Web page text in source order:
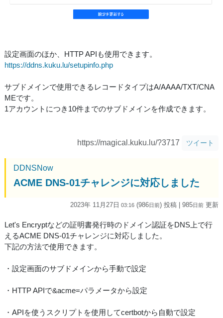
設定画面のほか、HTTP APIも使用できます。
https://ddns.kuku.lu/setupinfo.php
サブドメインで使用できるレコードタイプはA/AAAA/TXT/CNA
MEです。
1アカウントにつき10件までのサブドメインを作成できます。
https://magical.kuku.lu/?3717 ツイート
DDNSNow
ACME DNS-01チャレンジに対応しました
2023年 11月27日 03:16 (986日前) 投稿 | 985日前 更新
Let's Encryptなどの証明書発行時のドメイン認証をDNS上で行
えるACME DNS-01チャレンジに対応しました。
下記の方法で使用できます。
・設定画面のサブドメインから手動で設定
・HTTP APIで&acme=パラメータから設定
・APIを使うスクリプトを使用してcertbotから自動で設定